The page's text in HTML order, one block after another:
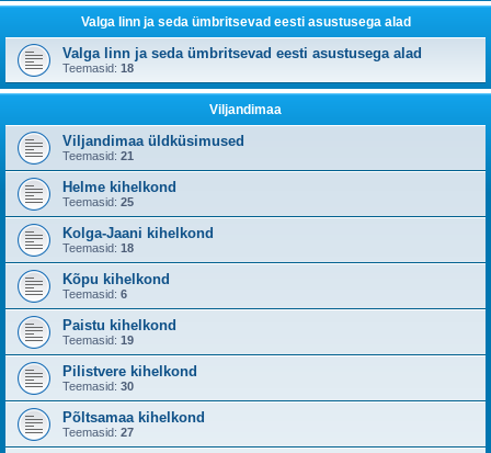
Valga linn ja seda ümbritsevad eesti asustusega alad
Valga linn ja seda ümbritsevad eesti asustusega alad
Teemasid: 18
Viljandimaa
Viljandimaa üldküsimused
Teemasid: 21
Helme kihelkond
Teemasid: 25
Kolga-Jaani kihelkond
Teemasid: 18
Kõpu kihelkond
Teemasid: 6
Paistu kihelkond
Teemasid: 19
Pilistvere kihelkond
Teemasid: 30
Põltsamaa kihelkond
Teemasid: 27